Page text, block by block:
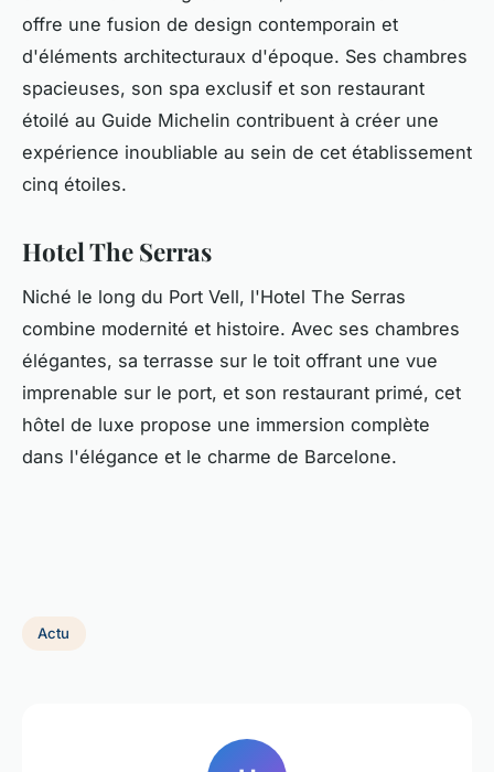
offre une fusion de design contemporain et
d'éléments architecturaux d'époque. Ses chambres
spacieuses, son spa exclusif et son restaurant
étoilé au Guide Michelin contribuent à créer une
expérience inoubliable au sein de cet établissement
cinq étoiles.
Hotel The Serras
Niché le long du Port Vell, l'Hotel The Serras
combine modernité et histoire. Avec ses chambres
élégantes, sa terrasse sur le toit offrant une vue
imprenable sur le port, et son restaurant primé, cet
hôtel de luxe propose une immersion complète
dans l'élégance et le charme de Barcelone.
Actu